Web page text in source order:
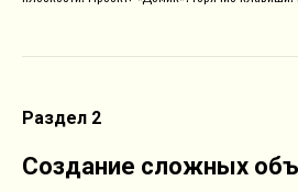
Раздел 2
Создание сложных